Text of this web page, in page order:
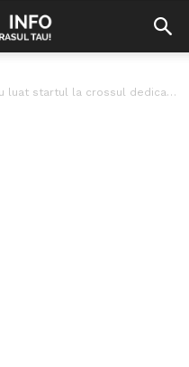
la crossul dedicat Zilei Școlii CTSM